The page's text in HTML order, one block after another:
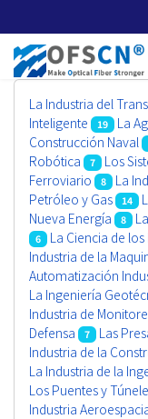
La Industria del
Inteligente
19 La
Construcción Naval
Robótica
7
Los
Ferroviario
8 La
Petróleo y Gas
14
Nueva Energía
8
6 La Ciencia de
Industria de la
Automatización
La Ingeniería
Industria de
Defensa
7 Las
Industria de la
La Industria de la
Los Puentes y
Industria